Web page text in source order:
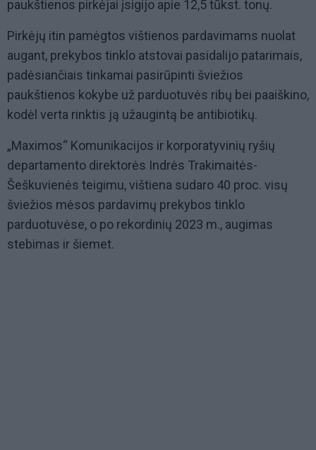
paukštienos pirkėjai įsigijo apie 12,5 tūkst. tonų.
Pirkėjų itin pamėgtos vištienos pardavimams nuolat
augant, prekybos tinklo atstovai pasidalijo patarimais,
padėsiančiais tinkamai pasirūpinti šviežios
paukštienos kokybe už parduotuvės ribų bei paaiškino,
kodėl verta rinktis ją užaugintą be antibiotikų.
„Maximos“ Komunikacijos ir korporatyvinių ryšių
departamento direktorės Indrės Trakimaitės-
Šeškuvienės teigimu, vištiena sudaro 40 proc. visų
šviežios mėsos pardavimų prekybos tinklo
parduotuvėse, o po rekordinių 2023 m., augimas
stebimas ir šiemet.